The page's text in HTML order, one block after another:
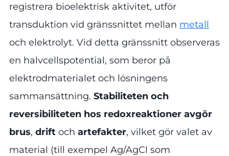
registrera bioelektrisk aktivitet, utför
transduktion vid gränssnittet mellan metall
och elektrolyt. Vid detta gränssnitt observeras
en halvcellspotential, som beror på
elektrodmaterialet och lösningens
sammansättning. Stabiliteten och
reversibiliteten hos redoxreaktioner avgör
brus, drift och artefakter, vilket gör valet av
material (till exempel Ag/AgCl som